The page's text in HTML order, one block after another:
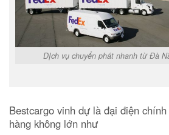
DỊch vụ chuyển phát nhanh từ Đà
Bestcargo vinh dự là đại điện
hàng không lớn như